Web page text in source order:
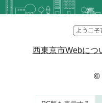
西東京市Webにつ
©